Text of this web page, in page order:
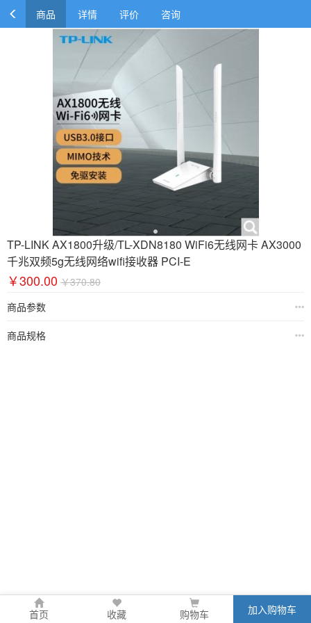
商品 详情 评价 咨询
TP-LINK AX1800升级/TL-XDN8180 WiFi6无线网卡 AX3000
千兆双频5g无线网络wifi接收器 PCI-E
￥300.00 ￥370.80
商品参数
商品规格
首页 收藏 购物车 加入购物车